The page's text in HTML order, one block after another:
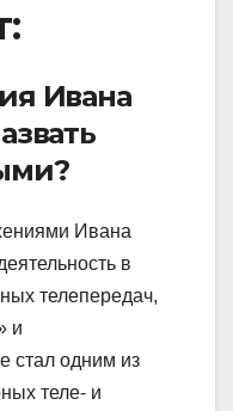
Ивана
Ивана
в
телепередач,
и
стал одним из
теле- и